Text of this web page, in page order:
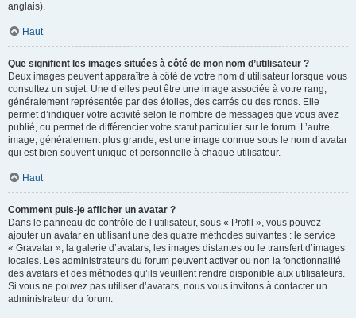
anglais).
Haut
Que signifient les images situées à côté de mon nom d’utilisateur ?
Deux images peuvent apparaître à côté de votre nom d’utilisateur lorsque vous
consultez un sujet. Une d’elles peut être une image associée à votre rang,
généralement représentée par des étoiles, des carrés ou des ronds. Elle
permet d’indiquer votre activité selon le nombre de messages que vous avez
publié, ou permet de différencier votre statut particulier sur le forum. L’autre
image, généralement plus grande, est une image connue sous le nom d’avatar
qui est bien souvent unique et personnelle à chaque utilisateur.
Haut
Comment puis-je afficher un avatar ?
Dans le panneau de contrôle de l’utilisateur, sous « Profil », vous pouvez
ajouter un avatar en utilisant une des quatre méthodes suivantes : le service
« Gravatar », la galerie d’avatars, les images distantes ou le transfert d’images
locales. Les administrateurs du forum peuvent activer ou non la fonctionnalité
des avatars et des méthodes qu’ils veuillent rendre disponible aux utilisateurs.
Si vous ne pouvez pas utiliser d’avatars, nous vous invitons à contacter un
administrateur du forum.